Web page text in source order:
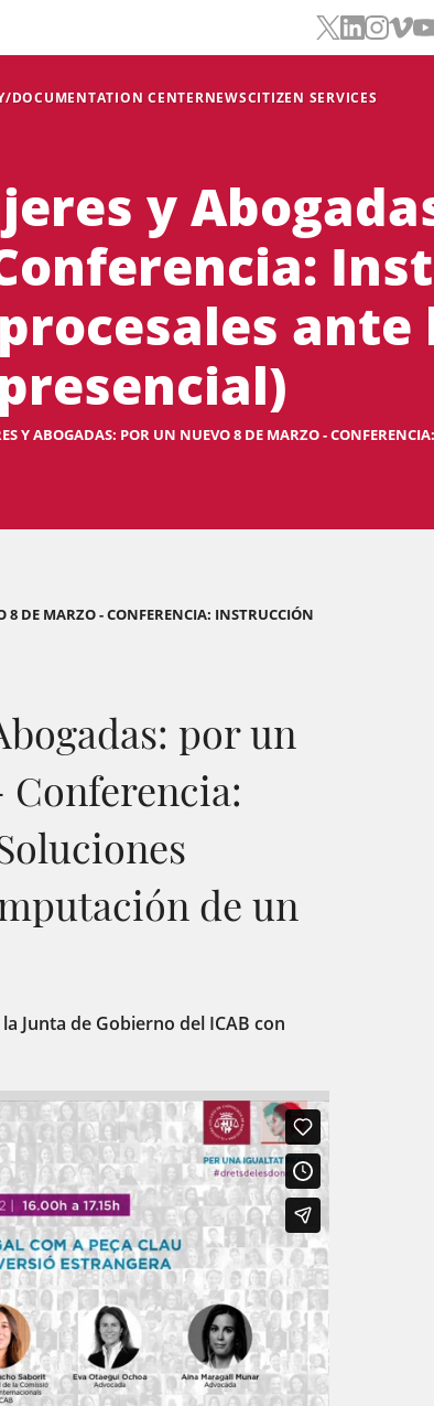
DOCUMENTATION CENTERNEWSCITIZEN SERVICES
y
Y ABOGADAS: POR UN NUEVO 8 DE MARZO -
8 DE MARZO - CONFERENCIA: INSTRUCCIÓN
por un
de un
Junta de Gobierno del ICAB con